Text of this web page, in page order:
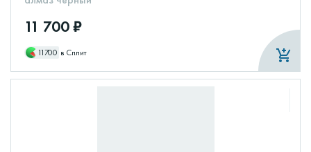
11 700 ₽
11700 в Сплит